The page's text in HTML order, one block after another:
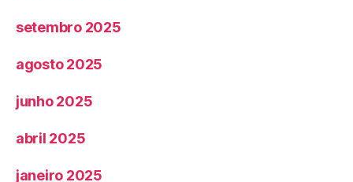
setembro 2025
agosto 2025
junho 2025
abril 2025
janeiro 2025